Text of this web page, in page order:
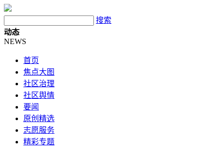
搜索
动态
NEWS
首页
焦点大图
社区治理
社区舆情
要闻
原创精选
志愿服务
精彩专题